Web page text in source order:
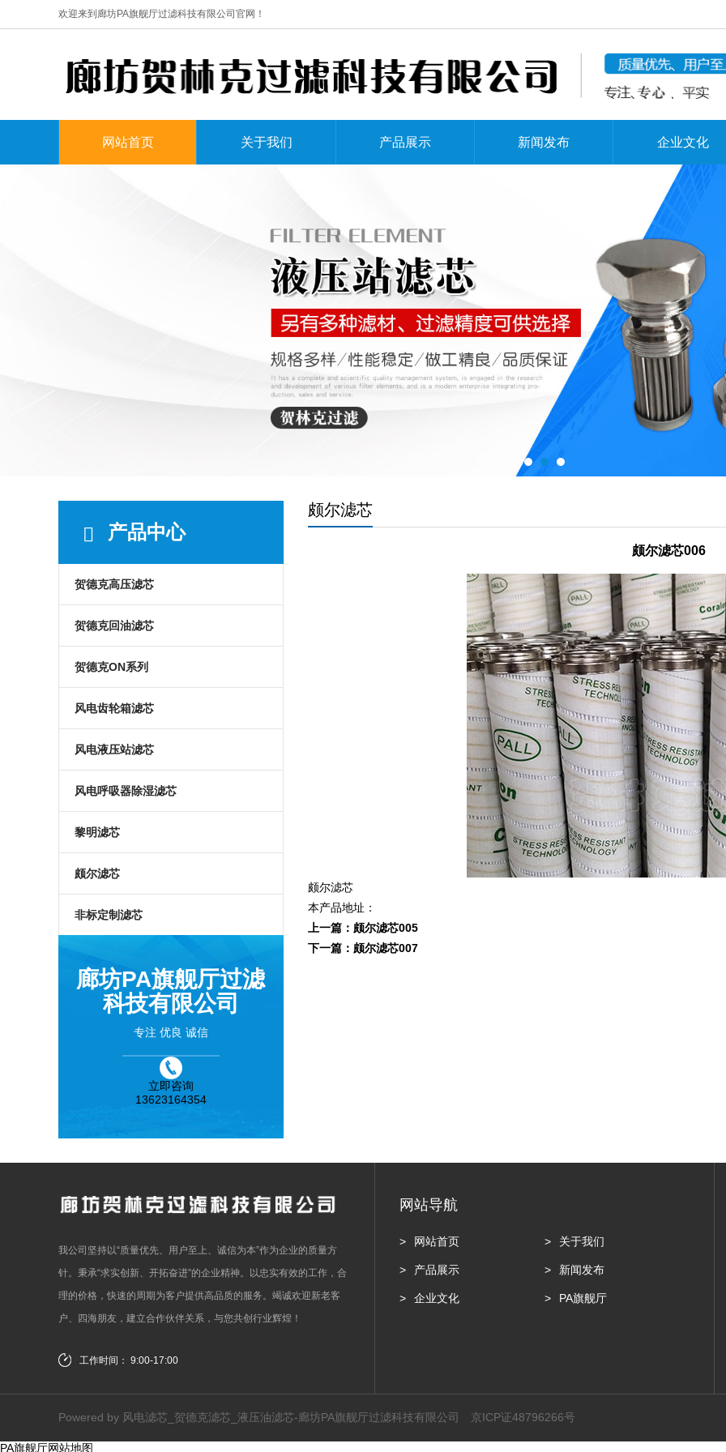
欢迎来到廊坊PA旗舰厅过滤科技有限公司官网！
网站首页 关于我们 产品展示 新闻发布 企业文化
产品中心
贺德克高压滤芯
贺德克回油滤芯
贺德克ON系列
风电齿轮箱滤芯
风电液压站滤芯
风电呼吸器除湿滤芯
黎明滤芯
颇尔滤芯
非标定制滤芯
廊坊PA旗舰厅过滤
科技有限公司
专注 优良 诚信
立即咨询
13623164354
颇尔滤芯
颇尔滤芯006
颇尔滤芯
本产品地址：
上一篇： 颇尔滤芯005
下一篇： 颇尔滤芯007
我公司坚持以“质量优先、用户至上、诚信为本”作为企业的质量方
针。秉承“求实创新、开拓奋进”的企业精神。以忠实有效的工作，合
理的价格，快速的周期为客户提供高品质的服务。竭诚欢迎新老客
户、四海朋友，建立合作伙伴关系，与您共创行业辉煌！
工作时间： 9:00-17:00
网站导航
网站首页 关于我们
产品展示 新闻发布
企业文化 PA旗舰厅
Powered by 风电滤芯_贺德克滤芯_液压油滤芯-廊坊PA旗舰厅过滤科技有限公司 京ICP证48796266号
PA旗舰厅网站地图